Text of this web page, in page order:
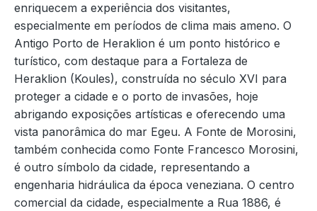
enriquecem a experiência dos visitantes,
especialmente em períodos de clima mais ameno. O
Antigo Porto de Heraklion é um ponto histórico e
turístico, com destaque para a Fortaleza de
Heraklion (Koules), construída no século XVI para
proteger a cidade e o porto de invasões, hoje
abrigando exposições artísticas e oferecendo uma
vista panorâmica do mar Egeu. A Fonte de Morosini,
também conhecida como Fonte Francesco Morosini,
é outro símbolo da cidade, representando a
engenharia hidráulica da época veneziana. O centro
comercial da cidade, especialmente a Rua 1886, é